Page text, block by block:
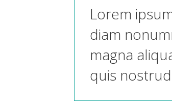
Lorem
diam
magna
quis